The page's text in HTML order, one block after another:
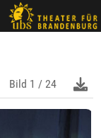
Bild 1 / 24